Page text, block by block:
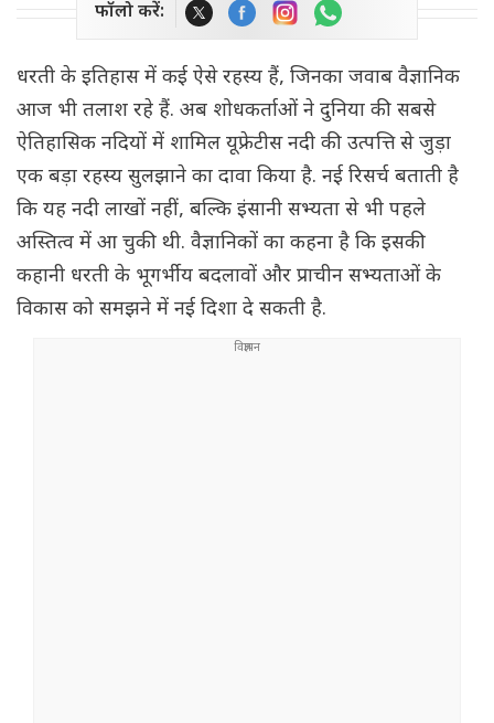
फॉलो करें:
धरती के इतिहास में कई ऐसे रहस्य हैं, जिनका जवाब वैज्ञानिक
आज भी तलाश रहे हैं. अब शोधकर्ताओं ने दुनिया की सबसे
ऐतिहासिक नदियों में शामिल यूफ्रेटीस नदी की उत्पत्ति से जुड़ा
एक बड़ा रहस्य सुलझाने का दावा किया है. नई रिसर्च बताती है
कि यह नदी लाखों नहीं, बल्कि इंसानी सभ्यता से भी पहले
अस्तित्व में आ चुकी थी. वैज्ञानिकों का कहना है कि इसकी
कहानी धरती के भूगर्भीय बदलावों और प्राचीन सभ्यताओं के
विकास को समझने में नई दिशा दे सकती है.